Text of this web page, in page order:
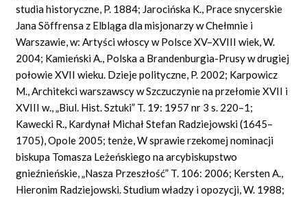
studia historyczne, P. 1884; Jarocińska K., Prace snycerskie
Jana Söffrensa z Elbląga dla misjonarzy w Chełmnie i
Warszawie, w: Artyści włoscy w Polsce XV–XVIII wiek, W.
2004; Kamieński A., Polska a Brandenburgia-Prusy w drugiej
połowie XVII wieku. Dzieje polityczne, P. 2002; Karpowicz
M., Architekci warszawscy w Szczuczynie na przełomie XVII i
XVIII w., „Biul. Hist. Sztuki” T. 19: 1957 nr 3 s. 220–1;
Kawecki R., Kardynał Michał Stefan Radziejowski (1645–
1705), Opole 2005; tenże, W sprawie rzekomej nominacji
biskupa Tomasza Leżeńskiego na arcybiskupstwo
gnieźnieńskie, „Nasza Przeszłość” T. 106: 2006; Kersten A.,
Hieronim Radziejowski. Studium władzy i opozycji, W. 1988;